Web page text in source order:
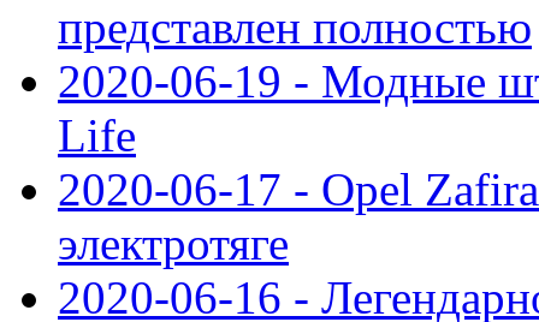
представлен полностью
2020-06-19 - Модные
Life
2020-06-17 - Opel
электротяге
2020-06-16 -